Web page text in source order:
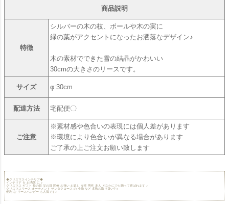
商品説明
特徴
シルバーの木の枝、ボールや木の実に
緑の葉がアクセントになったお洒落なデザイン♪
木の素材でできた雪の結晶がかわいい
30cmの大きさのリースです。
サイズ φ:30cm
配達方法 宅配便〇
ご注意
※素材感や色合いの表現には個人差があります
※環境により色合いが異なる場合があります
ご了承の上ご注文お願い致します
◆クリスマスインテリア◆
インテリア を お洒落 に ♪
クリスマス ギフト 母の日 父の日 同僚 お祝い お返し 女性 男性 友人 どなたにでも贈って喜ばれます ♪
クリスマスリース オーナメント サンタクロース の 小物 など 多数お取り扱い中♪
便利 な リースハンガー も人気です♪